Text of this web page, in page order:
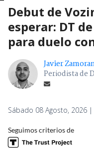
Debut de
esperar: DT
para duelo
Javier
Periodista de
Sábado 08 Agosto, 2026 |
Seguimos criterios de